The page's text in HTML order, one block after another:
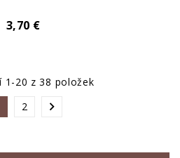
3,70 €
1-20 z 38 položek
2 